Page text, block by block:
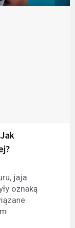
jaja
oznaką